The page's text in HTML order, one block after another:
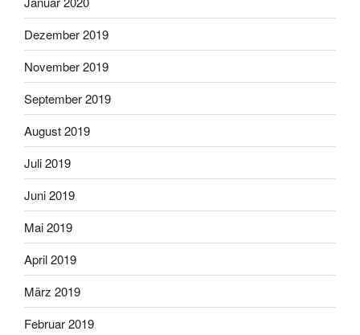
Dezember 2019
November 2019
September 2019
August 2019
Juli 2019
Juni 2019
Mai 2019
April 2019
März 2019
Februar 2019